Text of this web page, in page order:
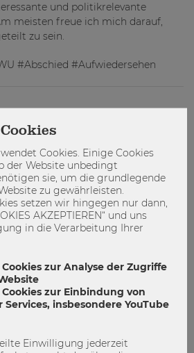
und politikrelevante
meisten freue ich mich darauf,
zu sein.
#Abschied #Aufwiedersehen
admin
Cookies. Einige Cookies
der Website unbedingt
sie, um die grundlegende
zu gewährleisten.
setzen wir hingegen nur dann,
AKZEPTIEREN“ und uns
in die Verarbeitung Ihrer
zur Analyse der Zugriffe
Cookies zur Einbindung von
insbesondere YouTube
Einwilligung jederzeit